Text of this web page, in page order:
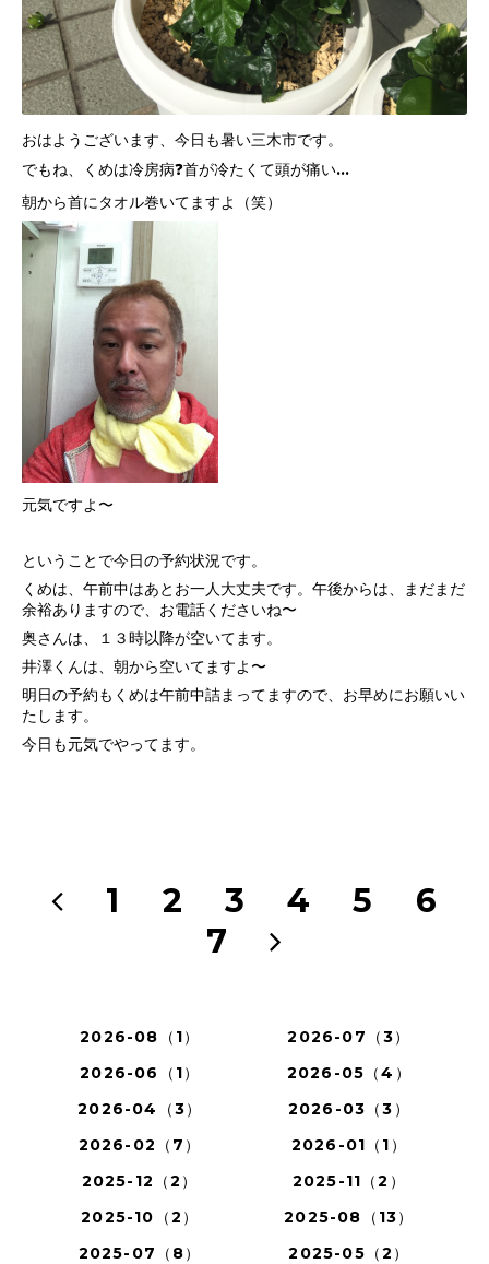
おはようございます、今日も暑い三木市です。
でもね、くめは冷房病❓首が冷たくて頭が痛い…
朝から首にタオル巻いてますよ（笑）
元気ですよ〜
ということで今日の予約状況です。
くめは、午前中はあとお一人大丈夫です。午後からは、まだまだ
余裕ありますので、お電話くださいね〜
奥さんは、１３時以降が空いてます。
井澤くんは、朝から空いてますよ〜
明日の予約もくめは午前中詰まってますので、お早めにお願いい
たします。
今日も元気でやってます。
1 2 3 4 5
6
7
2026-08（1）
2026-07（3）
2026-06（1）
2026-05（4）
2026-04（3）
2026-03（3）
2026-02（7）
2026-01（1）
2025-12（2）
2025-11（2）
2025-10（2）
2025-08（13）
2025-07（8）
2025-05（2）